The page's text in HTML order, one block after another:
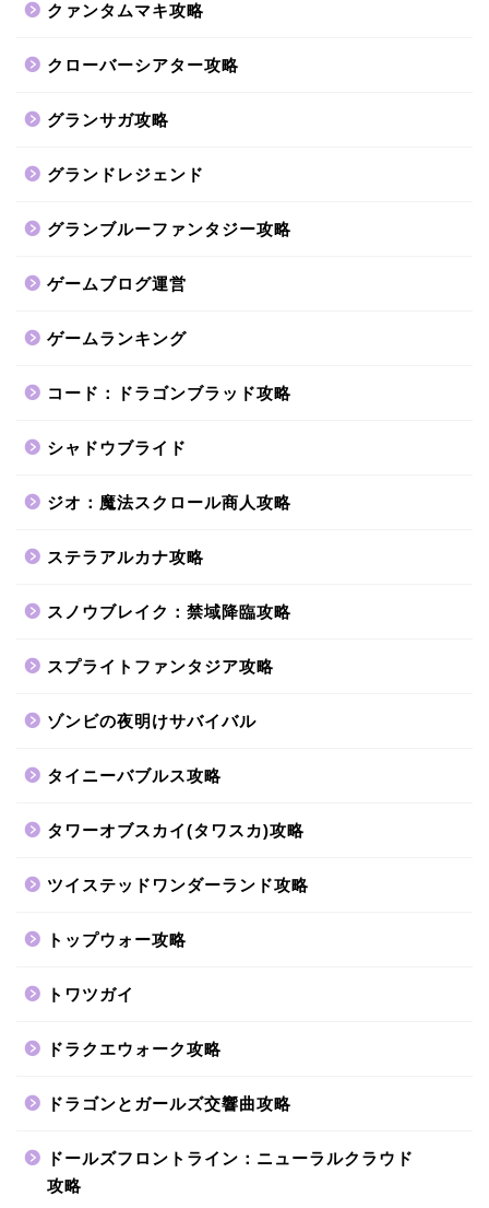
クァンタムマキ攻略
クローバーシアター攻略
グランサガ攻略
グランドレジェンド
グランブルーファンタジー攻略
ゲームブログ運営
ゲームランキング
コード：ドラゴンブラッド攻略
シャドウブライド
ジオ：魔法スクロール商人攻略
ステラアルカナ攻略
スノウブレイク：禁域降臨攻略
スプライトファンタジア攻略
ゾンビの夜明けサバイバル
タイニーバブルス攻略
タワーオブスカイ(タワスカ)攻略
ツイステッドワンダーランド攻略
トップウォー攻略
トワツガイ
ドラクエウォーク攻略
ドラゴンとガールズ交響曲攻略
ドールズフロントライン：ニューラルクラウド
攻略